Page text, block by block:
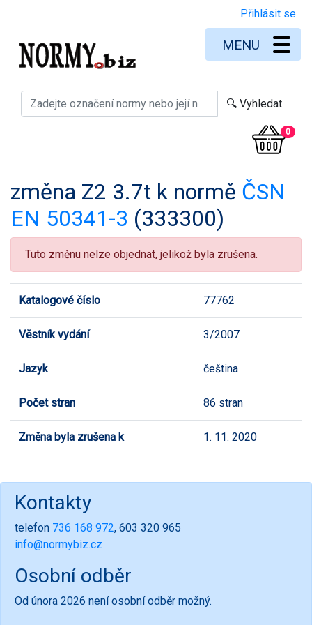
Přihlásit se
0
MENU
změna Z2 3.7t k normě ČSN
EN 50341-3 (333300)
Tuto změnu nelze objednat, jelikož byla zrušena.
Katalogové číslo 77762
Věstník vydání 3/2007
Jazyk čeština
Počet stran 86 stran
Změna byla zrušena k 1. 11. 2020
Kontakty
telefon 736 168 972, 603 320 965
info@normybiz.cz
Osobní odběr
Od února 2026 není osobní odběr možný.